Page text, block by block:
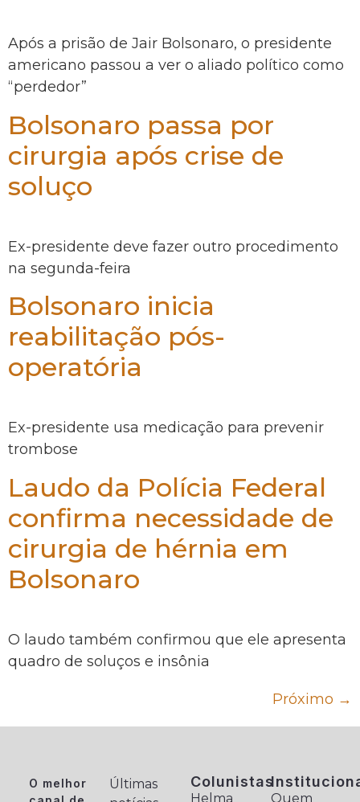
Após a prisão de Jair Bolsonaro, o presidente
americano passou a ver o aliado político como
“perdedor”
Bolsonaro passa por
cirurgia após crise de
soluço
Ex-presidente deve fazer outro procedimento
na segunda-feira
Bolsonaro inicia
reabilitação pós-
operatória
Ex-presidente usa medicação para prevenir
trombose
Laudo da Polícia Federal
confirma necessidade de
cirurgia de hérnia em
Bolsonaro
O laudo também confirmou que ele apresenta
quadro de soluços e insônia
Próximo →
O melhor
Últimas
Colunistas
Helma Quem